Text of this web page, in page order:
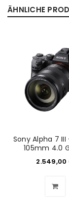
ANMELDEN
ÄHNLICHE
Sony Alpha 7 III
105mm 4.0
2.549,00